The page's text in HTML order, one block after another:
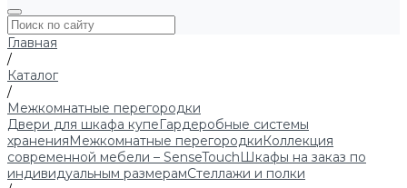
Главная
/
Каталог
/
Межкомнатные перегородки
Двери для шкафа купеГардеробные системы
храненияМежкомнатные перегородкиКоллекция
современной мебели – SenseTouchШкафы на заказ по
индивидуальным размерамСтеллажи и полки